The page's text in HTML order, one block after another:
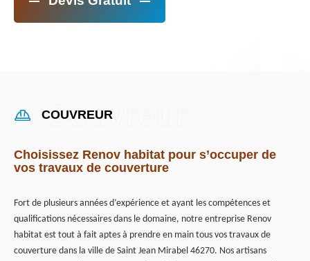
COUVREUR
Choisissez Renov habitat pour s’occuper de
vos travaux de couverture
Fort de plusieurs années d’expérience et ayant les compétences et
qualifications nécessaires dans le domaine, notre entreprise Renov
habitat est tout à fait aptes à prendre en main tous vos travaux de
couverture dans la ville de Saint Jean Mirabel 46270. Nos artisans